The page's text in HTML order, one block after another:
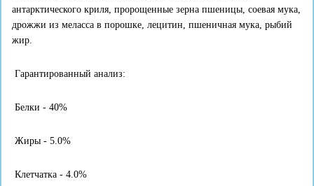
антарктического криля, пророщенные зерна пшеницы, соевая мука,
дрожжи из меласса в порошке, лецитин, пшеничная мука, рыбий
жир.
Гарантированный анализ:
Белки - 40%
Жиры - 5.0%
Клетчатка - 4.0%